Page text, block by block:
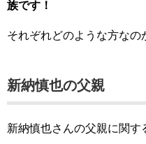
族です！
それぞれどのような方なの
新納慎也の父親
新納慎也さんの父親に関す